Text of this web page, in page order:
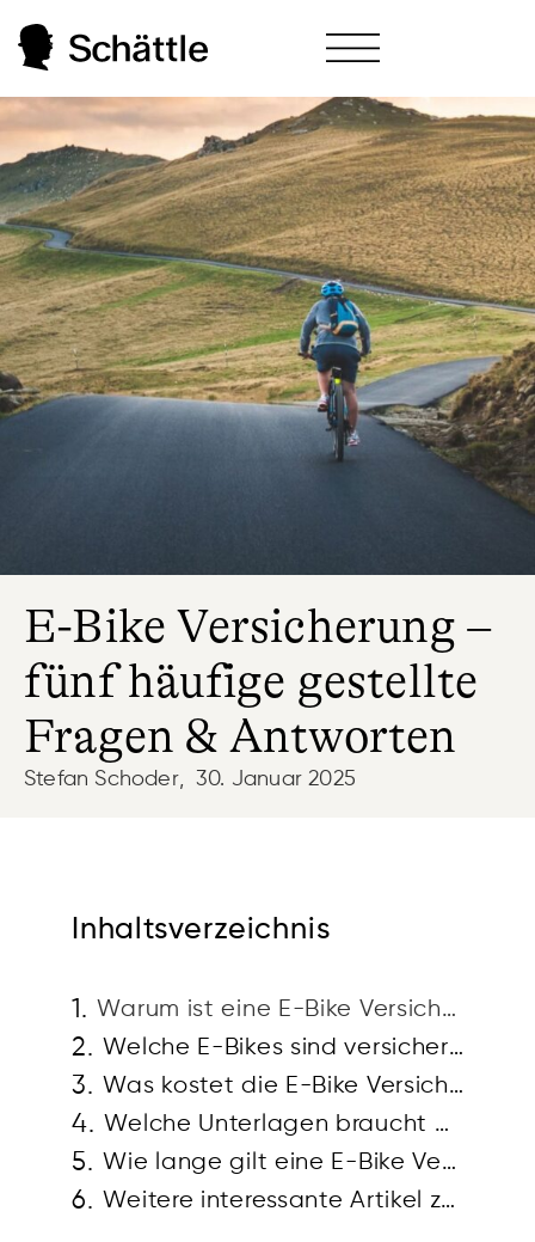
E-Bike Versicherung –
fünf häufige gestellte
Fragen & Antworten
Stefan Schoder, 30. Januar 2025
Inhaltsverzeichnis
Warum ist eine E-Bike Versicherung sinnvoll?
Welche E-Bikes sind versicherungspflichtig?
Was kostet die E-Bike Versicherung im Jahr?
Welche Unterlagen braucht man für eine E-Bike Versicherung?
Wie lange gilt eine E-Bike Versicherung?
Weitere interessante Artikel zum Thema: